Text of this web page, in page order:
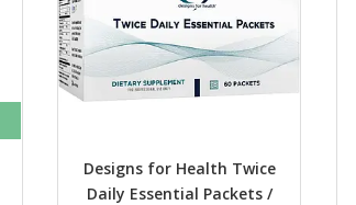
Designs for Health Twice
Daily Essential Packets /